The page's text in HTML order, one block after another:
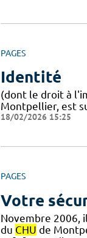
PAGES
Identité
(dont le droit à
Montpellier, est
18/02/2026 15:25
PAGES
Votre
Novembre 2006,
du CHU de